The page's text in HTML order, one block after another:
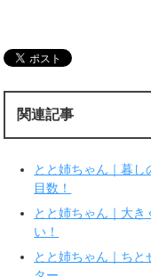
w
i
e
r
で
有
新
し
い
ウ
ン
ド
ウ
開
す
ク
ク
だ
新
関連記事
とと姉ちゃん｜暮
目数！
とと姉ちゃん｜大
い！
とと姉ちゃん｜ちと